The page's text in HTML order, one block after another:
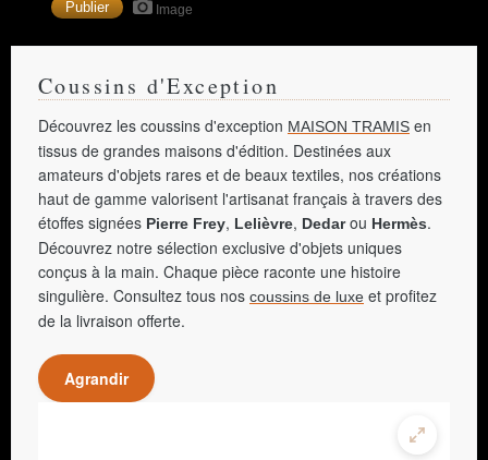
Image
Coussins d'Exception
Découvrez les coussins d'exception MAISON TRAMIS en
tissus de grandes maisons d'édition. Destinées aux
amateurs d'objets rares et de beaux textiles, nos créations
haut de gamme valorisent l'artisanat français à travers des
étoffes signées Pierre Frey, Lelièvre, Dedarou Hermès.
Découvrez notre sélection exclusive d'objets uniques
conçus à la main. Chaque pièce raconte une histoire
singulière. Consultez tous nos coussins de luxe et profitez
de la livraison offerte.
Agrandir